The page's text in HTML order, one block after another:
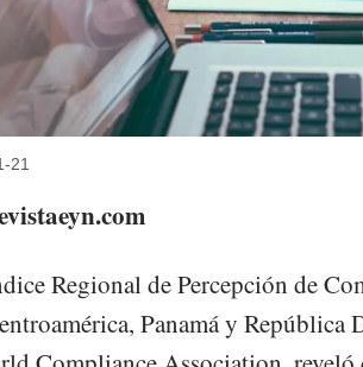
21
Regional de Percepción de
Panamá y República